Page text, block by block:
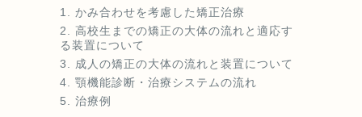
が生じる可能性が高くなります。
（15）装置が外れた後、現在の咬み合わせに合った状態のかぶせ
物(補綴物)やむし歯の治療(修復物)などをやりなおす可能性があ
ります。
（16）あごの成長発育によりかみ合わせや歯並びが変化する可能
性があります。
かみ合わせを考慮した矯正治療
高校生までの矯正の大体の流れと適応す
る装置について
成人の矯正の大体の流れと装置について
顎機能診断・治療システムの流れ
治療例